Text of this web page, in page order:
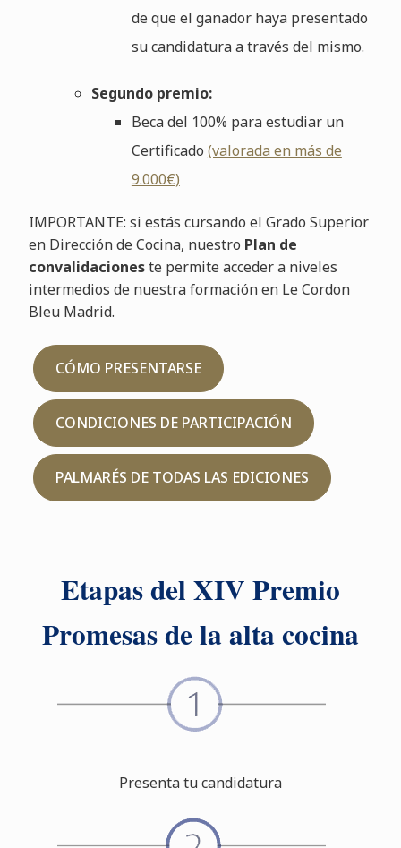
de que el ganador haya presentado
su candidatura a través del mismo.
Segundo premio:
Beca del 100% para estudiar un
Certificado (valorada en más de
9.000€)
IMPORTANTE: si estás cursando el Grado Superior
en Dirección de Cocina, nuestro Plan de
convalidacioneste permite acceder a niveles
intermedios de nuestra formación en Le Cordon
Bleu Madrid.
CÓMO PRESENTARSE
CONDICIONES DE PARTICIPACIÓN
PALMARÉS DE TODAS LAS EDICIONES
Etapas del XIV Premio
Promesas de la alta cocina
Presenta tu candidatura